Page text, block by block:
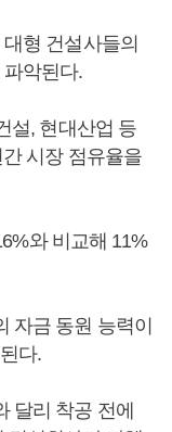
형 건설사들의
악된다.
설, 현대산업 등
시장 점유율을
와 비교해 11%
자금 동원 능력이
다.
달리 착공 전에